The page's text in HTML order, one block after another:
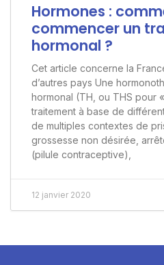
Hormones :
commencer un
hormonal ?
Cet article concerne la
d’autres pays Une
hormonal (TH, ou THS pour
traitement à base de
de multiples contextes de
grossesse non désirée,
(pilule contraceptive),
12 janvier 2020